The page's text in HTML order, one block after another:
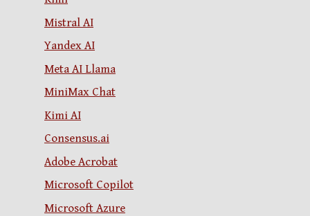
Mistral AI
Yandex AI
Meta AI Llama
MiniMax Chat
Kimi AI
Consensus.ai
Adobe Acrobat
Microsoft Copilot
Microsoft Azure